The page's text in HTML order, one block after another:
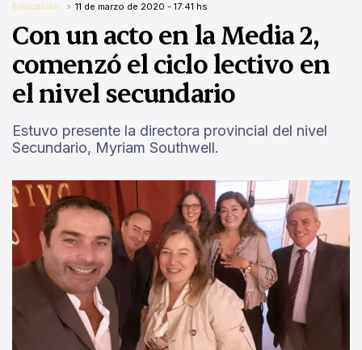
Educación 11 de marzo de 2020 - 17:41 hs
Con un acto en la Media 2,
comenzó el ciclo lectivo en
el nivel secundario
Estuvo presente la directora provincial del nivel
Secundario, Myriam Southwell.